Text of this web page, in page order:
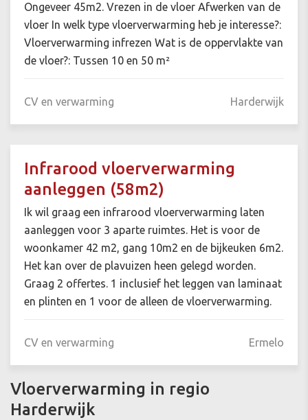
Ongeveer 45m2. Vrezen in de vloer Afwerken van de
vloer In welk type vloerverwarming heb je interesse?:
Vloerverwarming infrezen Wat is de oppervlakte van
de vloer?: Tussen 10 en 50 m²
CV en verwarming Harderwijk
Infrarood vloerverwarming
aanleggen (58m2)
Ik wil graag een infrarood vloerverwarming laten
aanleggen voor 3 aparte ruimtes. Het is voor de
woonkamer 42 m2, gang 10m2 en de bijkeuken 6m2.
Het kan over de plavuizen heen gelegd worden.
Graag 2 offertes. 1 inclusief het leggen van laminaat
en plinten en 1 voor de alleen de vloerverwarming.
CV en verwarming Ermelo
Vloerverwarming in regio
Harderwijk